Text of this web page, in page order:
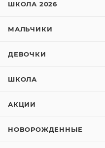
ШКОЛА 2026
МАЛЬЧИКИ
ДЕВОЧКИ
ШКОЛА
АКЦИИ
НОВОРОЖДЕННЫЕ